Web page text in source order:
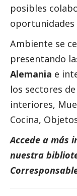
posibles
Ambiente se
presentando
Alemania e
los sectores
interiores,
Cocina,
Accede a más
nuestra